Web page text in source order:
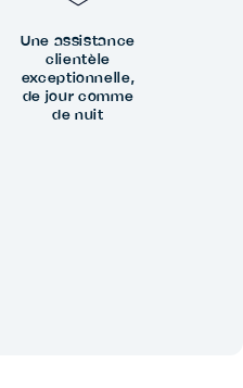
Une assistance
clientèle
exceptionnelle,
de jour comme
de nuit